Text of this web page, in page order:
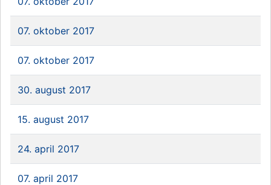
07. oktober 2017
07. oktober 2017
30. august 2017
15. august 2017
24. april 2017
07. april 2017